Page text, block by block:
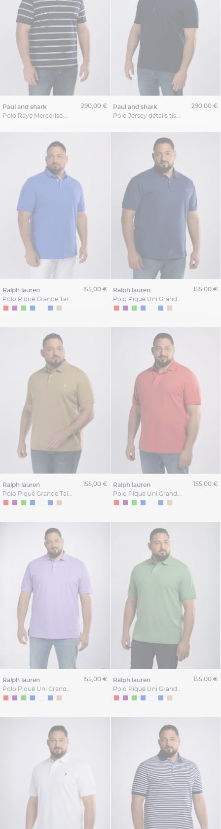
paul and shark
Polo Rayé Mercerisé Grande Taille Marine et Blanc
290,00 €
paul and shark
Polo Jersey détails tissu Fleuri Grande Taille Marine
290,00 €
ralph lauren
155,00 €
ralph lauren
155,00 €
ralph lauren
Polo Piqué Grande Taille Beige
155,00 €
ralph lauren
Polo Piqué Uni Grande Taille Rouge
155,00 €
ralph lauren
155,00 €
ralph lauren
155,00 €